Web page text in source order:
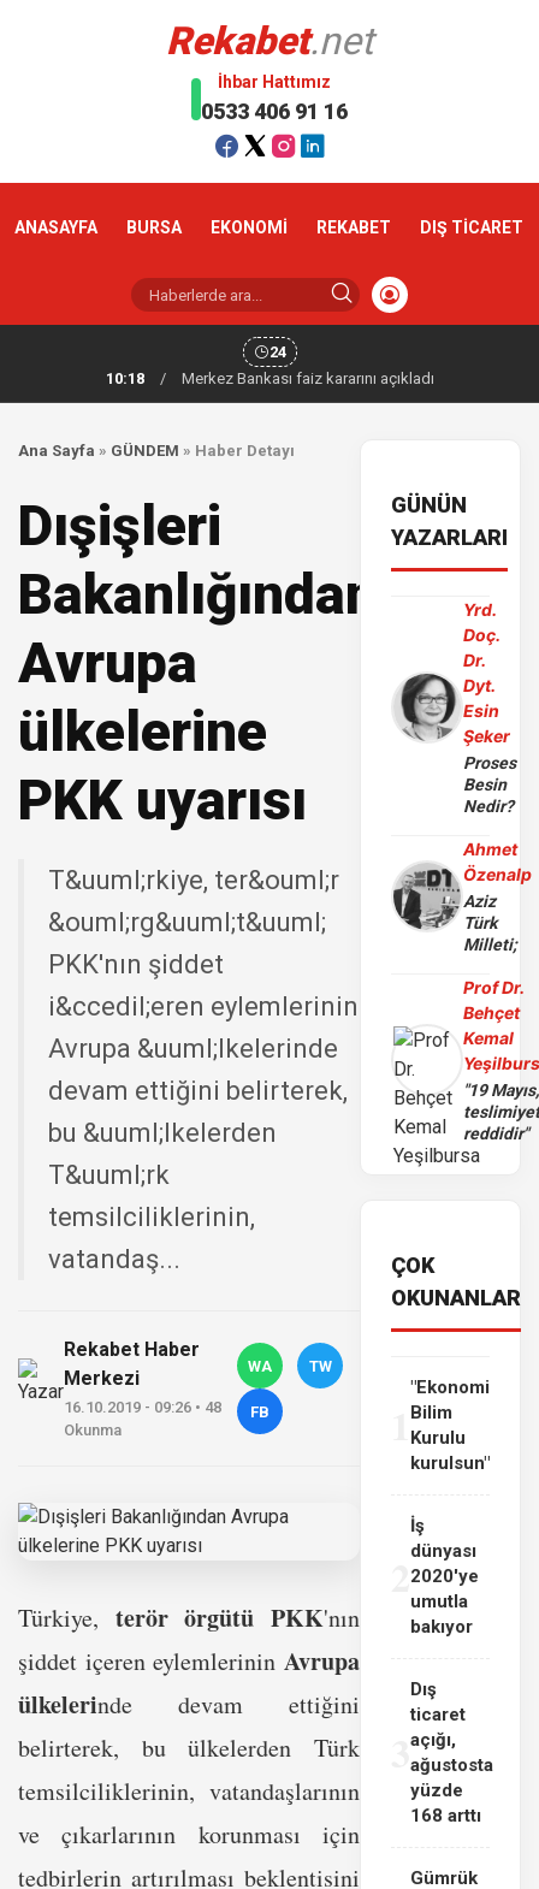
Rekabet.net
İhbar Hattımız
0533 406 91 16
ANASAYFA BURSA EKONOMİ REKABET DIŞ TİCARET
24
10:18
/ Merkez Bankası faiz kararını açıkladı
Ana Sayfa » GÜNDEM » Haber Detayı
Dışişleri
Bakanlığından
Avrupa
ülkelerine
PKK uyarısı
T&uuml;rkiye, ter&ouml;r
&ouml;rg&uuml;t&uuml;
PKK'nın şiddet
i&ccedil;eren eylemlerinin
Avrupa &uuml;lkelerinde
devam ettiğini belirterek,
bu &uuml;lkelerden
T&uuml;rk
temsilciliklerinin,
vatandaş...
Rekabet Haber
Merkezi
16.10.2019 - 09:26 • 48
Okunma
WA TW
FB
Türkiye, terör örgütü PKK'nın
şiddet içeren eylemlerininAvrupa
ülkelerinde devam ettiğini
belirterek, bu ülkelerden Türk
temsilciliklerinin, vatandaşlarının
ve çıkarlarının korunması için
tedbirlerin artırılması beklentisini
GÜNÜN
YAZARLARI
Yrd.
Doç.
Dr.
Dyt.
Esin
Şeker
Proses
Besin
Nedir?
Ahmet
Özenalp
Aziz
Türk
Milleti;
Prof Dr.
Behçet
Kemal
"19 Mayıs,
reddidir"
ÇOK
OKUNANLAR
"Ekonomi
Bilim
Kurulu
kurulsun"
İş
dünyası
2020'ye
umutla
bakıyor
3
Dış
ticaret
açığı,
ağustosta
yüzde
168 arttı
Gümrük